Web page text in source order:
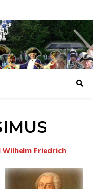
Wilhelm Friedrich